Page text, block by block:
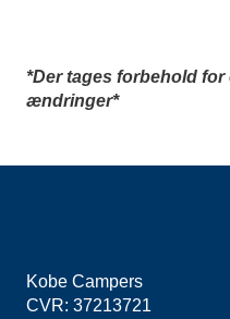
*Der tages forbehold for
ændringer*
Kobe Campers
CVR: 37213721